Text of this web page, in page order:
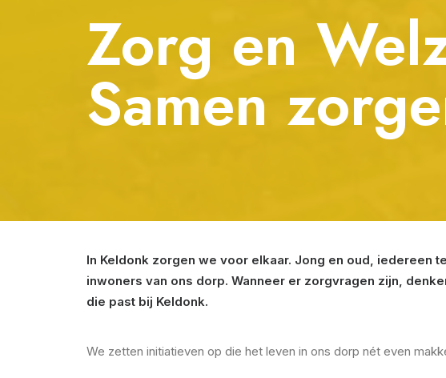
Zorg en
Samen
In Keldonk zorgen we voor elkaar. Jong en oud, iedereen
inwoners van ons dorp. Wanneer er zorgvragen zijn,
die past bij Keldonk.
We zetten initiatieven op die het leven in ons dorp nét even